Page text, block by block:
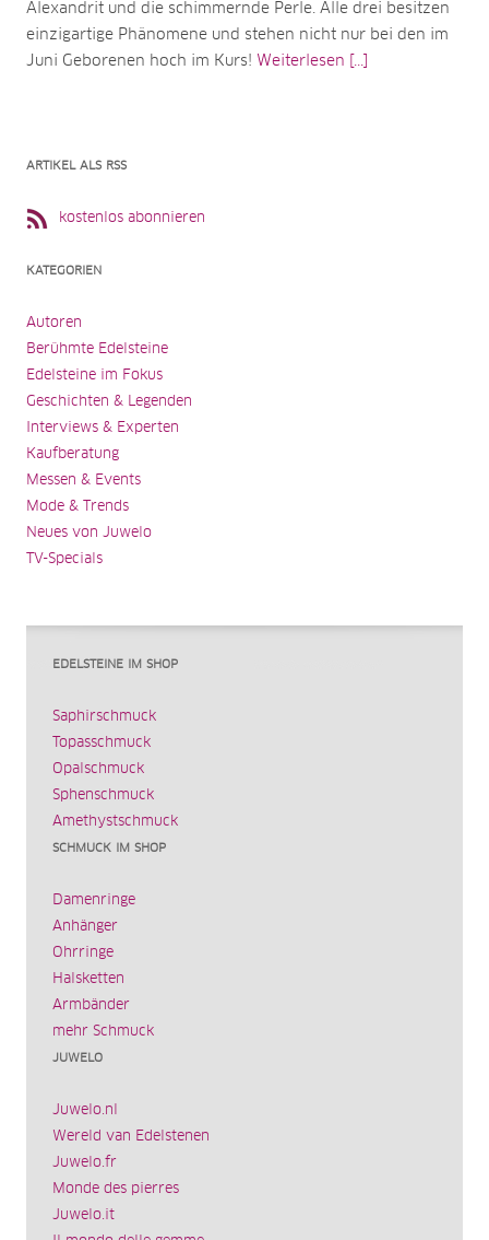
Alexandrit und die schimmernde Perle. Alle drei besitzen
einzigartige Phänomene und stehen nicht nur bei den im
Juni Geborenen hoch im Kurs! Weiterlesen [...]
ARTIKEL ALS RSS
kostenlos abonnieren
KATEGORIEN
Autoren
Berühmte Edelsteine
Edelsteine im Fokus
Geschichten & Legenden
Interviews & Experten
Kaufberatung
Messen & Events
Mode & Trends
Neues von Juwelo
TV-Specials
EDELSTEINE IM SHOP
Saphirschmuck
Topasschmuck
Opalschmuck
Sphenschmuck
Amethystschmuck
SCHMUCK IM SHOP
Damenringe
Anhänger
Ohrringe
Halsketten
Armbänder
mehr Schmuck
JUWELO
Juwelo.nl
Wereld van Edelstenen
Juwelo.fr
Monde des pierres
Juwelo.it